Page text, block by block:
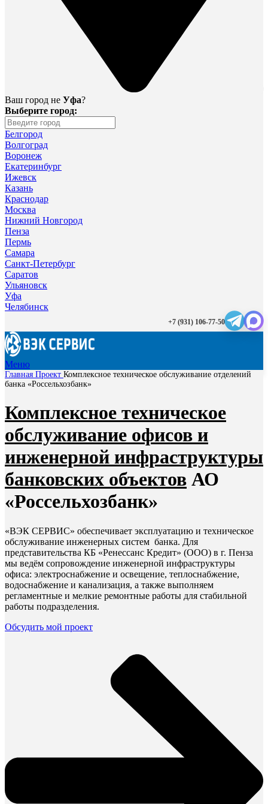
Ваш город не Уфа?
Выберите город:
Белгород
Волгоград
Воронеж
Екатеринбург
Ижевск
Казань
Краснодар
Москва
Нижний Новгород
Пенза
Пермь
Самара
Санкт-Петербург
Саратов
Ульяновск
Уфа
Челябинск
+7 (931) 106-77-50
Меню
Главная Проект Комплексное техническое обслуживание отделений
банка «Россельхозбанк»
Комплексное техническое
обслуживание офисов и
инженерной инфраструктуры
банковских объектов АО
«Россельхозбанк»
«ВЭК СЕРВИС» обеспечивает эксплуатацию и техническое
обслуживание инженерных систем банка. Для
представительства КБ «Ренессанс Кредит» (ООО) в г. Пенза
мы ведём сопровождение инженерной инфраструктуры
офиса: электроснабжение и освещение, теплоснабжение,
водоснабжение и канализация, а также выполняем
регламентные и мелкие ремонтные работы для стабильной
работы подразделения.
Обсудить мой проект